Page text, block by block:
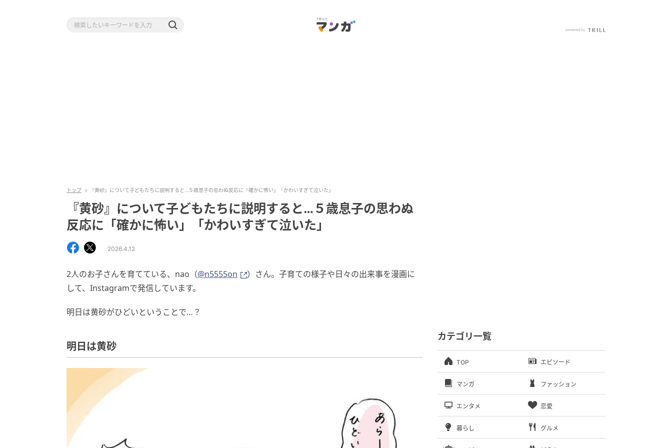
トップ 『黄砂』について子どもたちに説明すると…５歳息子の思わぬ反応に「確かに怖い」「かわいすぎて泣いた」
『黄砂』について子どもたちに説明すると…５歳息子の思わぬ
反応に「確かに怖い」「かわいすぎて泣いた」
2026.4.12
2人のお子さんを育てている、nao（@n5555on
）さん。子育ての様子や日々の出来事を漫画に
して、Instagramで発信しています。
明日は黄砂がひどいということで…？
明日は黄砂
カテゴリ一覧
TOP エピソード
マンガ ファッション
エンタメ 恋愛
暮らし グルメ